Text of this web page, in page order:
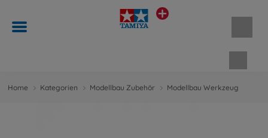
Home Kategorien Modellbau Zubehör Modellbau Werkzeug